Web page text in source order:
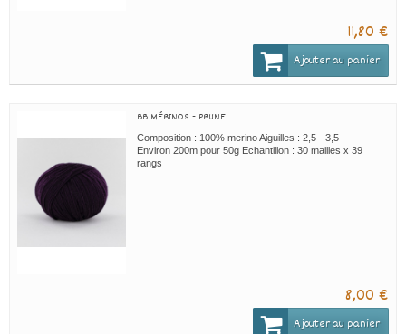
11,80 €
Ajouter au panier
BB MÉRINOS - PRUNE
Composition : 100% merino Aiguilles : 2,5 - 3,5
Environ 200m pour 50g Echantillon : 30 mailles x 39
rangs
8,00 €
Ajouter au panier